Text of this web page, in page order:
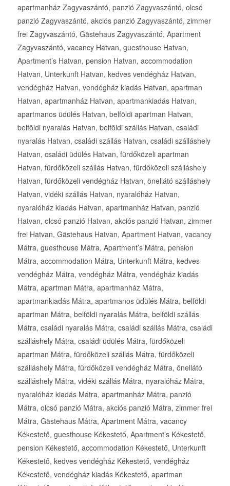
apartmanház Zagyvaszántó, panzió Zagyvaszántó, olcsó
panzió Zagyvaszántó, akciós panzió Zagyvaszántó, zimmer
frei Zagyvaszántó, Gästehaus Zagyvaszántó, Apartment
Zagyvaszántó, vacancy Hatvan, guesthouse Hatvan,
Apartment’s Hatvan, pension Hatvan, accommodation
Hatvan, Unterkunft Hatvan, kedves vendégház Hatvan,
vendégház Hatvan, vendégház kiadás Hatvan, apartman
Hatvan, apartmanház Hatvan, apartmankiadás Hatvan,
apartmanos üdülés Hatvan, belföldi apartman Hatvan,
belföldi nyaralás Hatvan, belföldi szállás Hatvan, családi
nyaralás Hatvan, családi szállás Hatvan, családi szálláshely
Hatvan, családi üdülés Hatvan, fürdőközeli apartman
Hatvan, fürdőközeli szállás Hatvan, fürdőközeli szálláshely
Hatvan, fürdőközeli vendégház Hatvan, önellátó szálláshely
Hatvan, vidéki szállás Hatvan, nyaralóház Hatvan,
nyaralóház kiadás Hatvan, apartmanház Hatvan, panzió
Hatvan, olcsó panzió Hatvan, akciós panzió Hatvan, zimmer
frei Hatvan, Gästehaus Hatvan, Apartment Hatvan, vacancy
Mátra, guesthouse Mátra, Apartment’s Mátra, pension
Mátra, accommodation Mátra, Unterkunft Mátra, kedves
vendégház Mátra, vendégház Mátra, vendégház kiadás
Mátra, apartman Mátra, apartmanház Mátra,
apartmankiadás Mátra, apartmanos üdülés Mátra, belföldi
apartman Mátra, belföldi nyaralás Mátra, belföldi szállás
Mátra, családi nyaralás Mátra, családi szállás Mátra, családi
szálláshely Mátra, családi üdülés Mátra, fürdőközeli
apartman Mátra, fürdőközeli szállás Mátra, fürdőközeli
szálláshely Mátra, fürdőközeli vendégház Mátra, önellátó
szálláshely Mátra, vidéki szállás Mátra, nyaralóház Mátra,
nyaralóház kiadás Mátra, apartmanház Mátra, panzió
Mátra, olcsó panzió Mátra, akciós panzió Mátra, zimmer frei
Mátra, Gästehaus Mátra, Apartment Mátra, vacancy
Kékestető, guesthouse Kékestető, Apartment’s Kékestető,
pension Kékestető, accommodation Kékestető, Unterkunft
Kékestető, kedves vendégház Kékestető, vendégház
Kékestető, vendégház kiadás Kékestető, apartman